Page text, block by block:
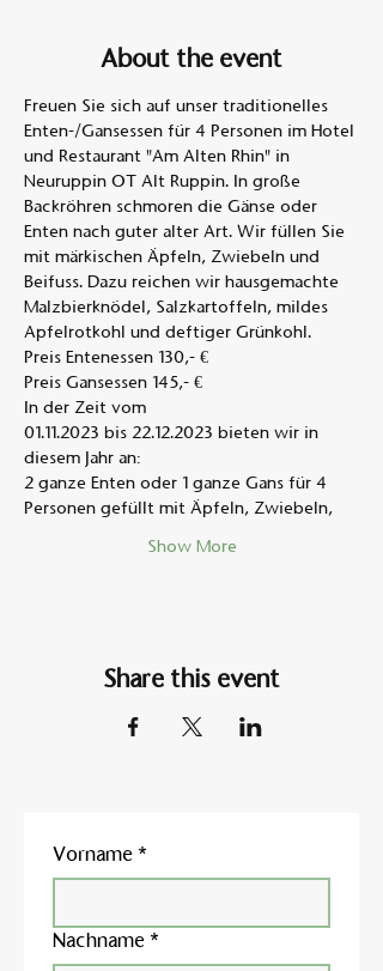
About the event
Freuen Sie sich auf unser traditionelles
Enten-/Gansessen für 4 Personen im Hotel
und Restaurant "Am Alten Rhin" in
Neuruppin OT Alt Ruppin. In große
Backröhren schmoren die Gänse oder
Enten nach guter alter Art. Wir füllen Sie
mit märkischen Äpfeln, Zwiebeln und
Beifuss. Dazu reichen wir hausgemachte
Malzbierknödel, Salzkartoffeln, mildes
Apfelrotkohl und deftiger Grünkohl.
Preis Entenessen 130,- €
Preis Gansessen 145,- €
In der Zeit vom
01.11.2023 bis 22.12.2023 bieten wir in
diesem Jahr an:
2 ganze Enten oder 1 ganze Gans für 4
Personen gefüllt mit Äpfeln, Zwiebeln,
Show More
Share this event
Vorname *
Nachname *